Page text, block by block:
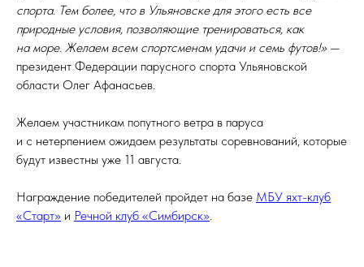
спорта. Тем более, что в Ульяновске для этого есть все
природные условия, позволяющие тренироваться, как
на море. Желаем всем спортсменам удачи и семь футов!» —
президент Федерации парусного спорта Ульяновской
области Олег Афанасьев.
Желаем участникам попутного ветра в паруса
и с нетерпением ожидаем результаты соревнований, которые
будут известны уже 11 августа.
Награждение победителей пройдет на базе МБУ яхт-клуб
«Старт» и Речной клуб «Симбирск».